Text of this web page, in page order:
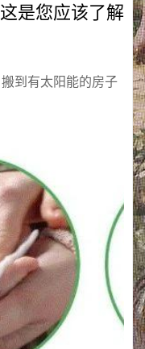
是您应该了解
到有太阳能的房子